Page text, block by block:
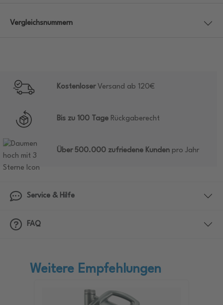
Vergleichsnummern
KostenloserVersand ab 120€
Bis zu 100 Tage Rückgaberecht
Über 500.000 zufriedene Kunden pro Jahr
Service & Hilfe
FAQ
Weitere Empfehlungen